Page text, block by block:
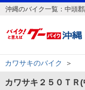
沖縄のバイク一覧：中頭
カワサキのバイク ＞
カワサキ２５０ＴＲ